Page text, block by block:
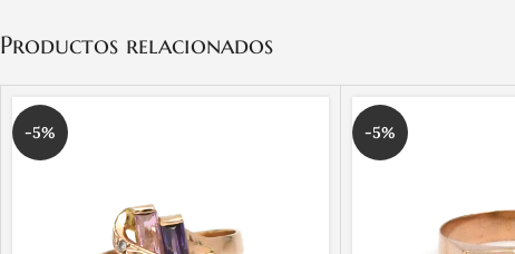
Productos relacionados
-5% -5%